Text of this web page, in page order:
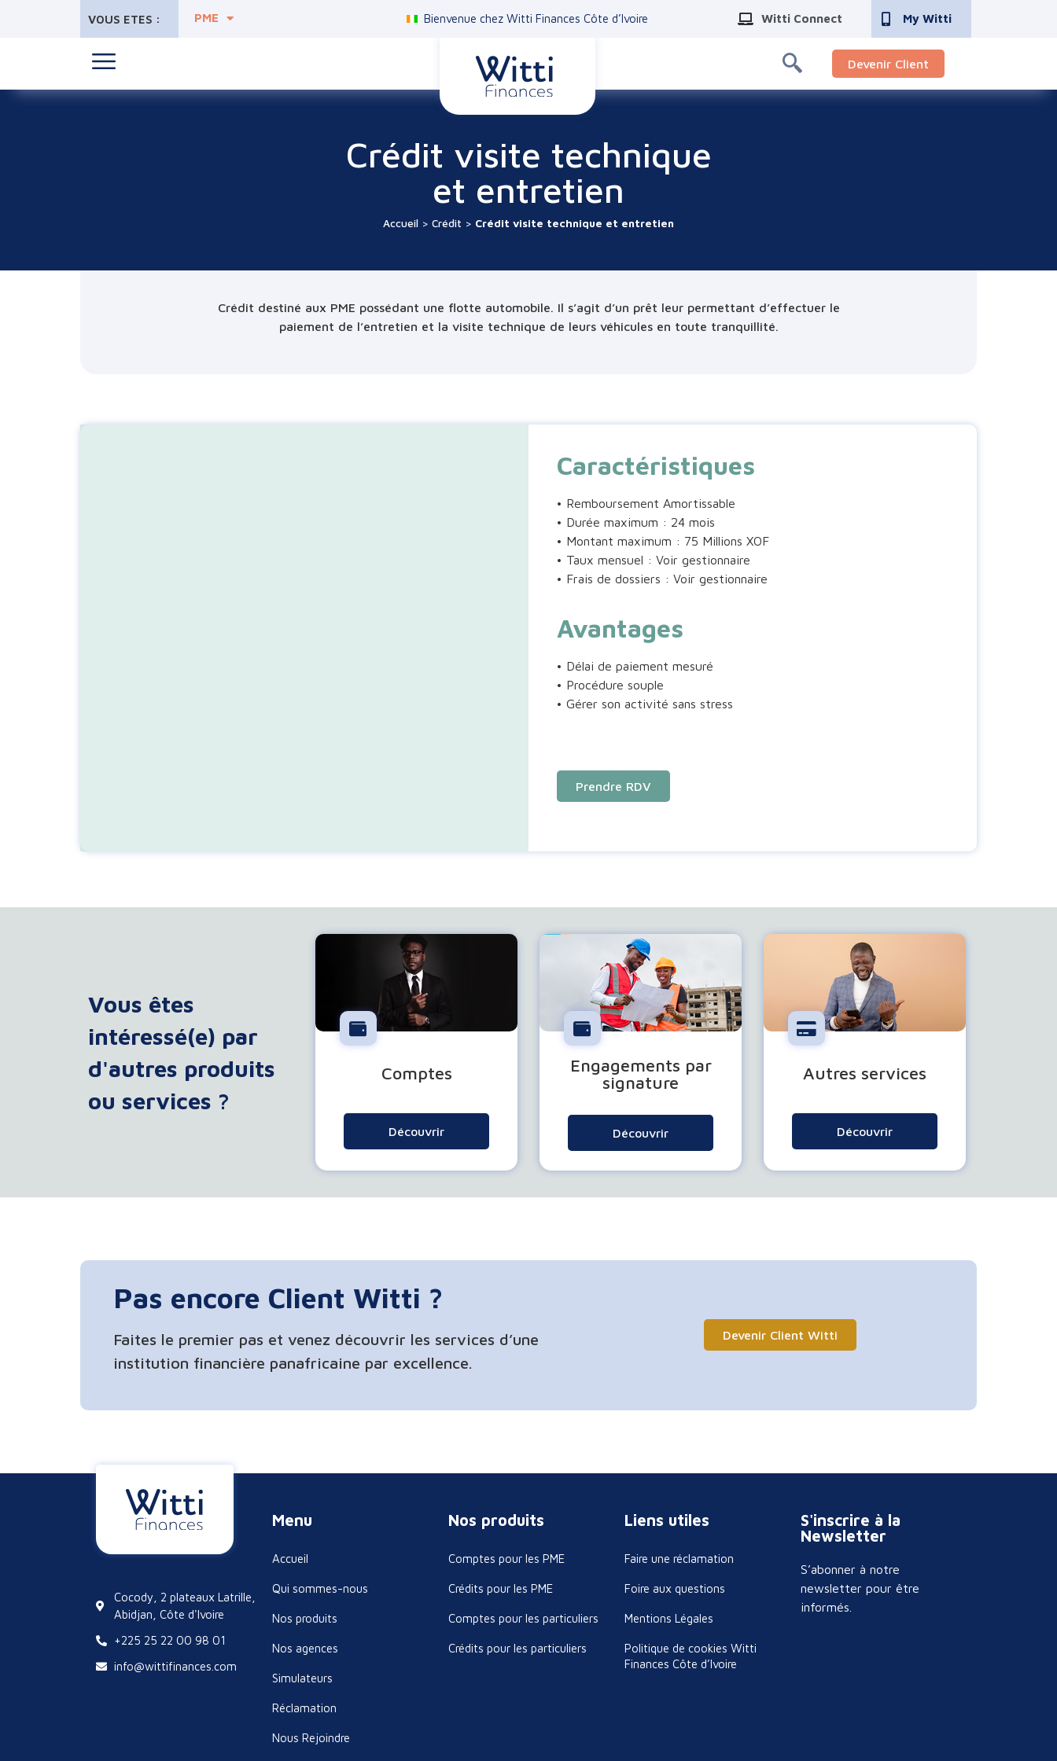
VOUS ETES : PME Bienvenue chez Witti Finances Côte d’Ivoire Witti Connect My Witti
Devenir Client
Crédit visite technique
et entretien
Accueil > Crédit > Crédit visite technique et entretien
Crédit destiné aux PME possédant une flotte automobile. Il s’agit d’un prêt leur permettant d’effectuer le
paiement de l’entretien et la visite technique de leurs véhicules en toute tranquillité.
Caractéristiques
• Remboursement Amortissable
• Durée maximum : 24 mois
• Montant maximum : 75 Millions XOF
• Taux mensuel : Voir gestionnaire
• Frais de dossiers : Voir gestionnaire
Avantages
• Délai de paiement mesuré
• Procédure souple
• Gérer son activité sans stress
Prendre RDV
Vous êtes
intéressé(e) par
d'autres produits
ou services ?
Comptes
Découvrir
Engagements par
signature
Découvrir
Autres services
Découvrir
Pas encore Client Witti ?
Faites le premier pas et venez découvrir les services d’une
institution financière panafricaine par excellence.
Devenir Client Witti
Cocody, 2 plateaux Latrille,
Abidjan, Côte d'Ivoire
+225 25 22 00 98 01
info@wittifinances.com
Menu
Accueil
Qui sommes-nous
Nos produits
Nos agences
Simulateurs
Réclamation
Nous Rejoindre
Nos produits
Comptes pour les PME
Crédits pour les PME
Comptes pour les particuliers
Crédits pour les particuliers
Liens utiles
Faire une réclamation
Foire aux questions
Mentions Légales
Politique de cookies Witti
Finances Côte d’Ivoire
S'inscrire à la
Newsletter
S’abonner à notre
newsletter pour être
informés.